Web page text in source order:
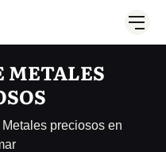
METALES
preciosos en